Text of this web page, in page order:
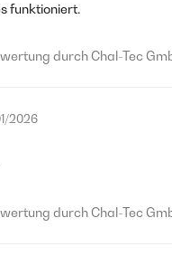
funktioniert.
durch Chal-Tec
2026
durch Chal-Tec